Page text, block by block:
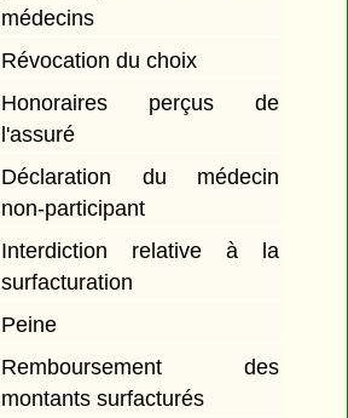
médecins
Révocation du choix
Honoraires perçus de
l'assuré
Déclaration du médecin
non-participant
Interdiction relative à la
surfacturation
Peine
Remboursement des
montants surfacturés